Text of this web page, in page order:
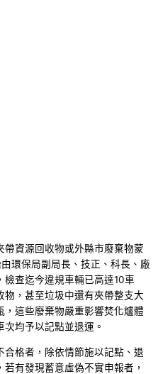
資源回收物或外縣市廢棄物蒙
環保局副局長、技正、科長、廠
查迄今違規車輛已高達10車
，甚至垃圾中還有夾帶整支大
這些廢棄物嚴重影響焚化爐體
均予以記點並退運。
格者，除依情節施以記點、退
有發現蓄意虛偽不實申報者，